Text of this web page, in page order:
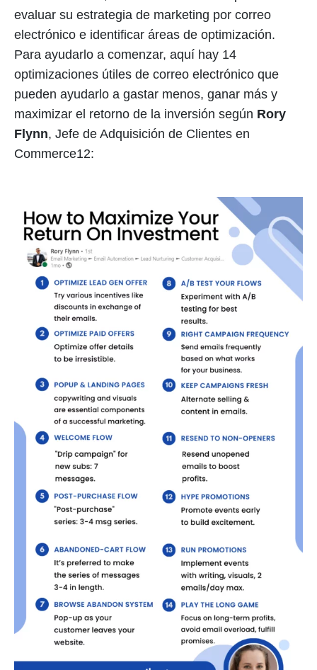
evaluar su estrategia de marketing por correo
electrónico e identificar áreas de optimización.
Para ayudarlo a comenzar, aquí hay 14
optimizaciones útiles de correo electrónico que
pueden ayudarlo a gastar menos, ganar más y
maximizar el retorno de la inversión según Rory
Flynn, Jefe de Adquisición de Clientes en
Commerce12: